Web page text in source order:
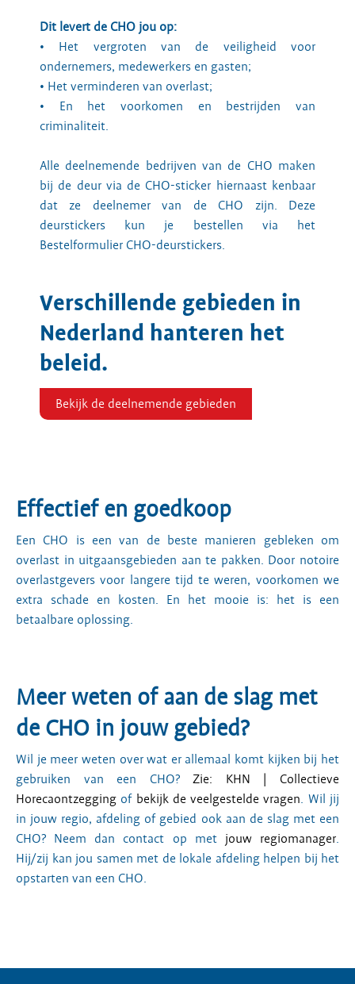
Dit levert de CHO jou op:
• Het vergroten van de veiligheid voor
ondernemers, medewerkers en gasten;
• Het verminderen van overlast;
• En het voorkomen en bestrijden van
criminaliteit.
Alle deelnemende bedrijven van de CHO maken
bij de deur via de CHO-sticker hiernaast kenbaar
dat ze deelnemer van de CHO zijn. Deze
deurstickers kun je bestellen via het
Bestelformulier CHO-deurstickers.
Verschillende gebieden in
Nederland hanteren het
beleid.
Bekijk de deelnemende gebieden
Effectief en goedkoop
Een CHO is een van de beste manieren gebleken om
overlast in uitgaansgebieden aan te pakken. Door notoire
overlastgevers voor langere tijd te weren, voorkomen we
extra schade en kosten. En het mooie is: het is een
betaalbare oplossing.
Meer weten of aan de slag met
de CHO in jouw gebied?
Wil je meer weten over wat er allemaal komt kijken bij het
gebruiken van een CHO?Zie: KHN | Collectieve
Horecaontzegging of bekijk de veelgestelde vragen. Wil jij
in jouw regio, afdeling of gebied ook aan de slag met een
CHO? Neem dan contact op met jouw regiomanager.
Hij/zij kan jou samen met de lokale afdeling helpen bij het
opstarten van een CHO.